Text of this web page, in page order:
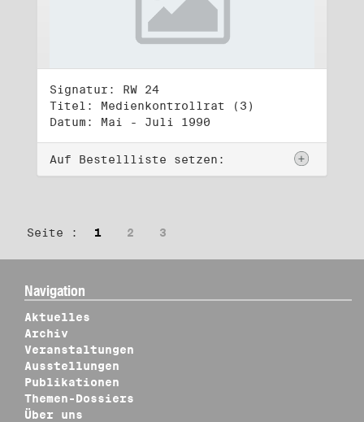
Signatur: RW 24
Titel: Medienkontrollrat (3)
Datum: Mai - Juli 1990
Auf Bestellliste setzen:
Seite : 1 2 3
Navigation
Aktuelles
Archiv
Veranstaltungen
Ausstellungen
Publikationen
Themen-Dossiers
Über uns